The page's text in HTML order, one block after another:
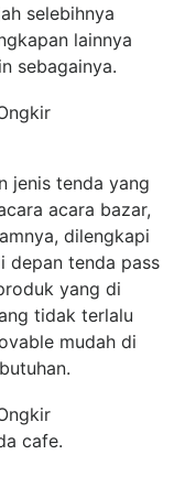
selebihnya
lainnya
sebagainya.
jenis tenda yang
acara bazar,
dilengkapi
depan tenda pass
yang di
tidak terlalu
mudah di
cafe.